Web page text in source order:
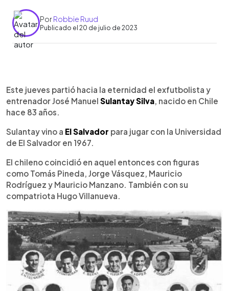
PorRobbie Ruud
Publicado el 20 de julio de 2023
Escuchar artículo
Este jueves partió hacia la eternidad el exfutbolista y
entrenador José Manuel Sulantay Silva, nacido en Chile
hace 83 años.
Sulantay vino a El Salvador para jugar con la Universidad
de El Salvador en 1967.
El chileno coincidió en aquel entonces con figuras
como Tomás Pineda, Jorge Vásquez, Mauricio
Rodríguez y Mauricio Manzano. También con su
compatriota Hugo Villanueva.